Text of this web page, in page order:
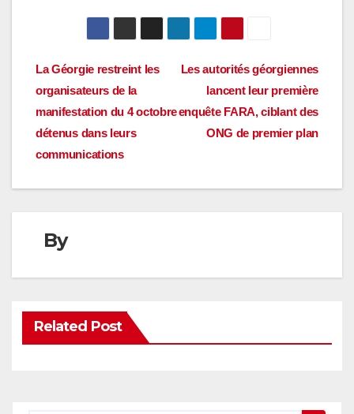
Navigation
de
l’article
Les autorités géorgiennes
lancent leur première
enquête FARA, ciblant des
ONG de premier plan
La Géorgie restreint les
organisateurs de la
manifestation du 4 octobre
détenus dans leurs
communications
By
Related Post